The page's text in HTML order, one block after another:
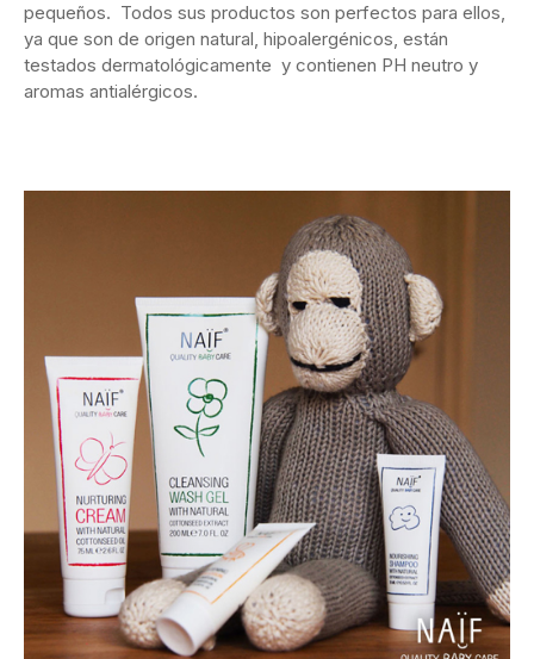
pequeños. Todos sus productos son perfectos para ellos,
ya que son de origen natural, hipoalergénicos, están
testados dermatológicamente y contienen PH neutro y
aromas antialérgicos.